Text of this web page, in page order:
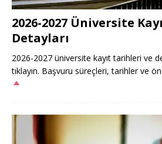
2026-2027 Üniversite
Detayları
2026-2027 üniversite kayıt tarihleri ve
tıklayın. Başvuru süreçleri, tarihler ve